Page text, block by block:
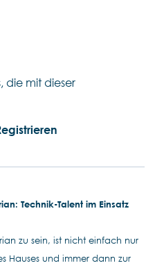
die mit dieser
Technik-Talent im Einsatz
zu sein, ist nicht einfach nur
Hauses und immer dann zur